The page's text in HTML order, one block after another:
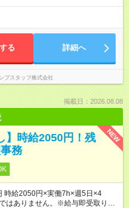
る 詳細へ
プスタッフ株式会社
掲載日：2026.08.08
NEW
】時給2050円！残
務
給2050円×実働7h×週5日×4
はありません。※給与即受取りサ